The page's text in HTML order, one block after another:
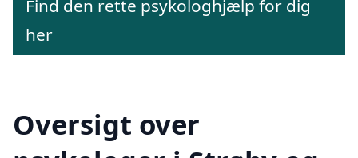
Find den rette psykologhjælp for dig
her
Oversigt over